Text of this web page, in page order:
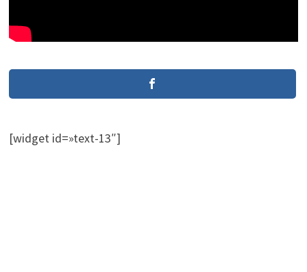
[widget id=»text-13″]